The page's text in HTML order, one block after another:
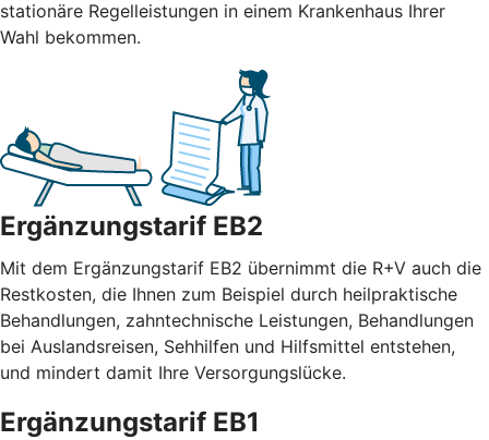
stationäre Regelleistungen in einem Krankenhaus Ihrer
Wahl bekommen.
Ergänzungstarif EB2
Mit dem Ergänzungstarif EB2 übernimmt die R+V auch die
Restkosten, die Ihnen zum Beispiel durch heilpraktische
Behandlungen, zahntechnische Leistungen, Behandlungen
bei Auslandsreisen, Sehhilfen und Hilfsmittel entstehen,
und mindert damit Ihre Versorgungslücke.
Ergänzungstarif EB1